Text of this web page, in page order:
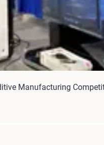
Manufacturing